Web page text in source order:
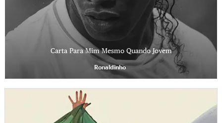
Carta Para Mim Mesmo Quando Jovem
Ronaldinho